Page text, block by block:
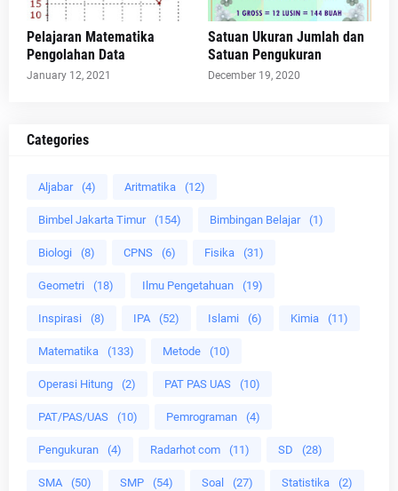
Pelajaran Matematika
Pengolahan Data
January 12, 2021
Satuan Ukuran Jumlah dan
Satuan Pengukuran
December 19, 2020
Categories
Aljabar (4) Aritmatika (12)
Bimbel Jakarta Timur (154) Bimbingan Belajar (1)
Biologi (8) CPNS (6) Fisika (31)
Geometri (18) Ilmu Pengetahuan (19)
Inspirasi (8) IPA (52) Islami (6) Kimia (11)
Matematika (133) Metode (10)
Operasi Hitung (2) PAT PAS UAS (10)
PAT/PAS/UAS (10) Pemrograman (4)
Pengukuran (4) Radarhot com (11) SD (28)
SMA (50) SMP (54) Soal (27) Statistika (2)